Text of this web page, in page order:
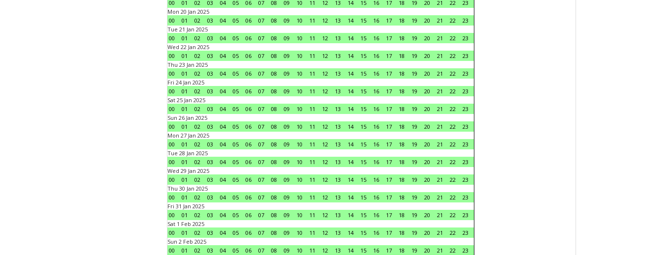
00
01 02 03 04 05 06 07 08 09 10 11 12 13 14 15 16 17 18 19 20 21 22
23
Mon 20 Jan 2025
00
01 02 03 04 05 06 07 08 09 10 11 12 13 14 15 16 17 18 19 20 21 22
23
Tue 21 Jan 2025
00
01 02 03 04 05 06 07 08 09 10 11 12 13 14 15 16 17 18 19 20 21 22
23
Wed 22 Jan 2025
00
01 02 03 04 05 06 07 08 09 10 11 12 13 14 15 16 17 18 19 20 21 22
23
Thu 23 Jan 2025
00
01 02 03 04 05 06 07 08 09 10 11 12 13 14 15 16 17 18 19 20 21 22
23
Fri 24 Jan 2025
00
01 02 03 04 05 06 07 08 09 10 11 12 13 14 15 16 17 18 19 20 21 22
23
Sat 25 Jan 2025
00
01 02 03 04 05 06 07 08 09 10 11 12 13 14 15 16 17 18 19 20 21 22
23
Sun 26 Jan 2025
00
01 02 03 04 05 06 07 08 09 10 11 12 13 14 15 16 17 18 19 20 21 22
23
Mon 27 Jan 2025
00
01 02 03 04 05 06 07 08 09 10 11 12 13 14 15 16 17 18 19 20 21 22
23
Tue 28 Jan 2025
00
01 02 03 04 05 06 07 08 09 10 11 12 13 14 15 16 17 18 19 20 21 22
23
Wed 29 Jan 2025
00
01 02 03 04 05 06 07 08 09 10 11 12 13 14 15 16 17 18 19 20 21 22
23
Thu 30 Jan 2025
00
01 02 03 04 05 06 07 08 09 10 11 12 13 14 15 16 17 18 19 20 21 22
23
Fri 31 Jan 2025
00
01 02 03 04 05 06 07 08 09 10 11 12 13 14 15 16 17 18 19 20 21 22
23
Sat 1 Feb 2025
00
01 02 03 04 05 06 07 08 09 10 11 12 13 14 15 16 17 18 19 20 21 22
23
Sun 2 Feb 2025
00
01 02 03 04 05 06 07 08 09 10 11 12 13 14 15 16 17 18 19 20 21 22
23